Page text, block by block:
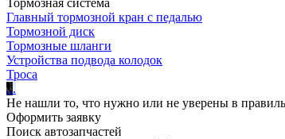
Тормозная система
Главный тормозной кран с педалью
Тормозной диск
Тормозные шланги
Устройства подвода колодок
Троса
...
Не нашли то, что нужно или не уверены в
Оформить заявку
Поиск автозапчастей